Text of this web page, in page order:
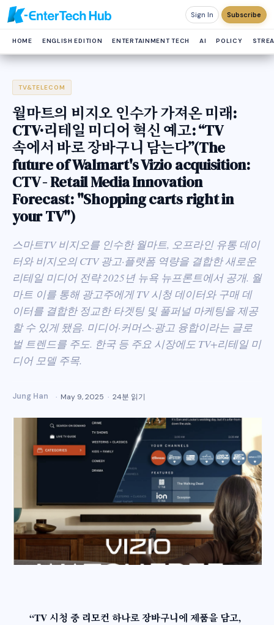
Sign In Subscribe
HOME ENGLISH EDITION ENTERTAINMENT TECH AI POLICY
TV&TELECOM
월마트의 비지오 인수가 가져온 미래:
CTV·리테일 미디어 혁신 예고: “TV
속에서 바로 장바구니 담는다”(The
future of Walmart's Vizio acquisition:
CTV - Retail Media Innovation
Forecast: "Shopping carts right in
your TV")
스마트TV 비지오를 인수한 월마트, 오프라인 유통 데이
터와 비지오의 CTV 광고·플랫폼 역량을 결합한 새로운
리테일 미디어 전략 2025년 뉴욕 뉴프론트에서 공개. 월
마트 이를 통해 광고주에게 TV 시청 데이터와 구매 데
이터를 결합한 정교한 타겟팅 및 풀퍼널 마케팅을 제공
할 수 있게 됐음. 미디어·커머스·광고 융합이라는 글로
벌 트렌드를 주도. 한국 등 주요 시장에도 TV+리테일 미
디어 모델 주목.
Jung Han May 9, 2025 24분 읽기
“TV 시청 중 리모컨 하나로 장바구니에 제품을 담고,